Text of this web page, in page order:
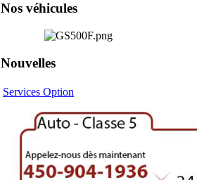
Nos véhicules
Nouvelles
Services Option